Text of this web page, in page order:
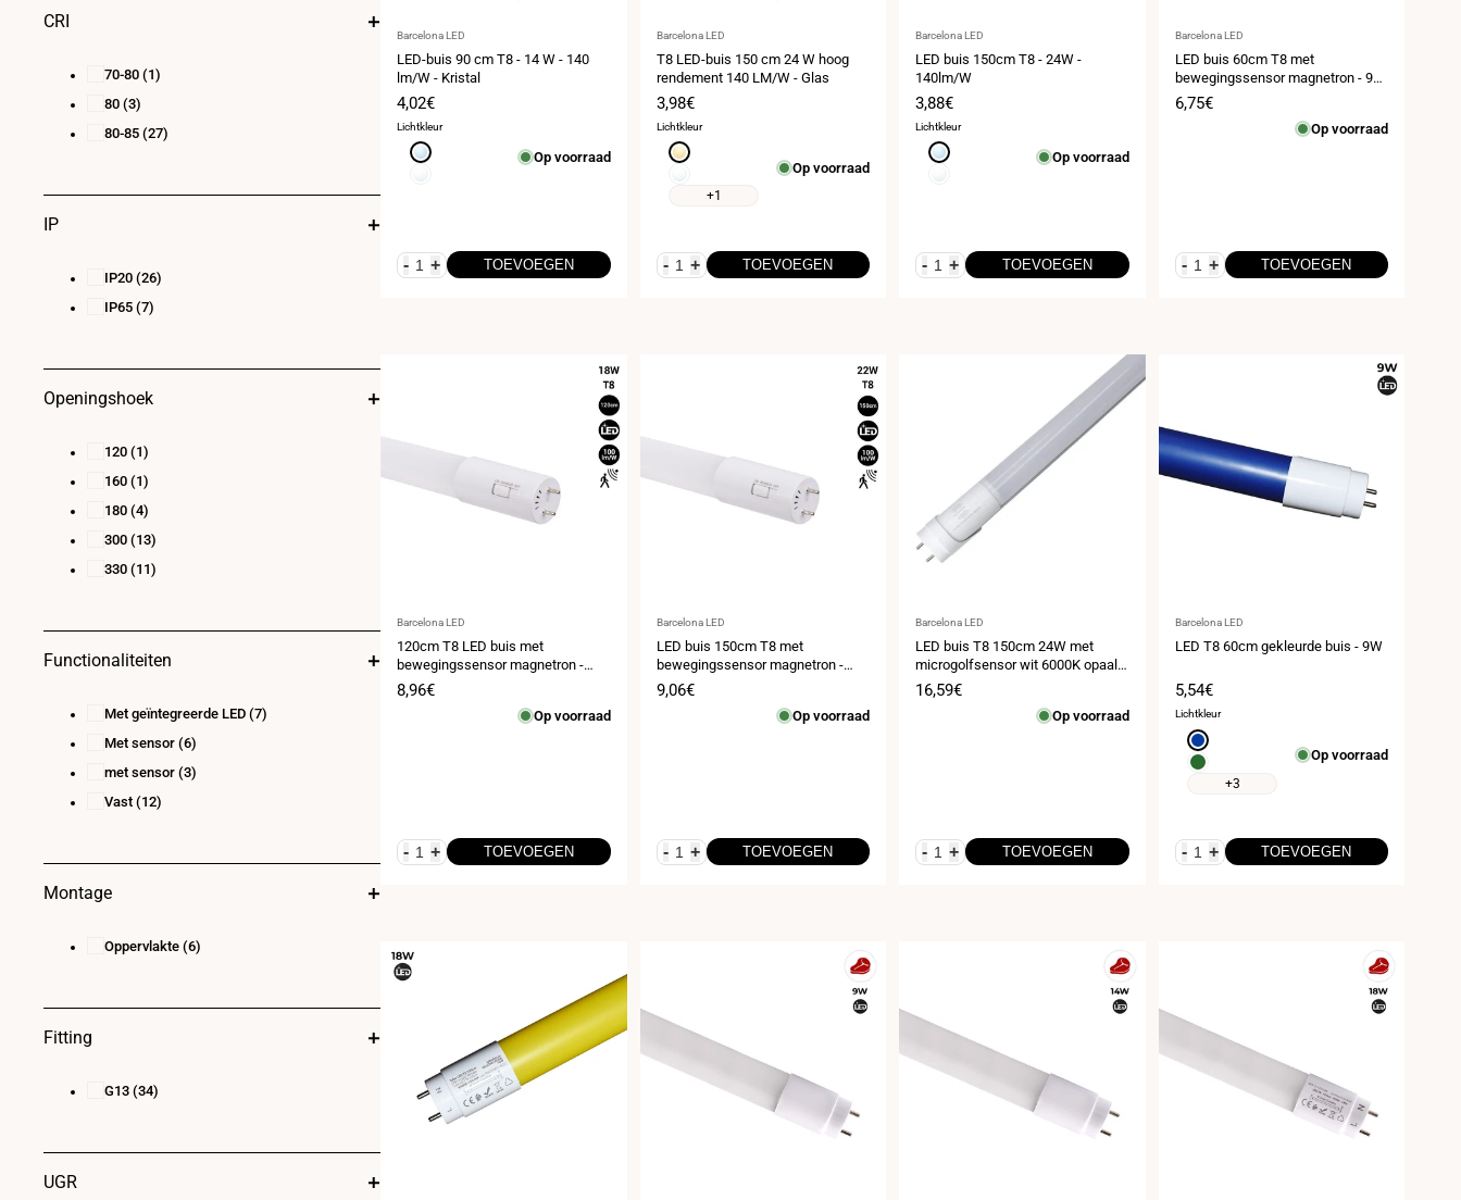
Leverancier:
Barcelona LED
LED-buis 90 cm T8 - 14 W - 140
lm/W - Kristal
Verkoopprijs
4,02€
Lichtkleur
Koud
Op voorraad
- + TOEVOEGEN
Leverancier:
Barcelona LED
T8 LED-buis 150 cm 24 W hoog
rendement 140 LM/W - Glas
Verkoopprijs
3,98€
Lichtkleur
Warm
3000K+1
Op voorraad
- + TOEVOEGEN
Leverancier:
Barcelona LED
LED buis 150cm T8 - 24W -
140lm/W
Verkoopprijs
3,88€
Lichtkleur
Koud
Op voorraad
- + TOEVOEGEN
Leverancier:
Barcelona LED
LED buis 60cm T8 met
bewegingssensor magnetron - 9W
- 100lm/w - 6000K
Verkoopprijs
6,75€
Op voorraad
- + TOEVOEGEN
Leverancier:
Barcelona LED
120cm T8 LED buis met
bewegingssensor magnetron -
18W - 100lm/w - 6000K
Verkoopprijs
8,96€
Op voorraad
- + TOEVOEGEN
Leverancier:
Barcelona LED
LED buis 150cm T8 met
bewegingssensor magnetron -
22W - 100lm/w - 6000K
Verkoopprijs
9,06€
Op voorraad
- + TOEVOEGEN
Leverancier:
Barcelona LED
LED buis T8 150cm 24W met
microgolfsensor wit 6000K opaal
glas
Verkoopprijs
16,59€
Op voorraad
- + TOEVOEGEN
Leverancier:
Barcelona LED
LED T8 60cm gekleurde buis - 9W
Verkoopprijs
5,54€
Lichtkleur
Blauw
Groen
+3
Op voorraad
- + TOEVOEGEN
CRI
70-80 (1)
80 (3)
80-85 (27)
IP
IP20 (26)
IP65 (7)
Openingshoek
120 (1)
160 (1)
180 (4)
300 (13)
330 (11)
Functionaliteiten
Met geïntegreerde LED (7)
Met sensor (6)
met sensor (3)
Vast (12)
Montage
Oppervlakte (6)
Fitting
G13 (34)
UGR